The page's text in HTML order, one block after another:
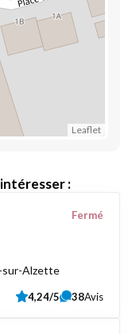
Leaflet
:
sur-Alzette
Fermé
4,24/5 38Avis